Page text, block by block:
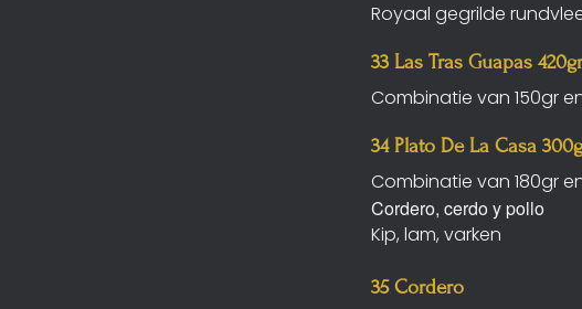
Royaal gegrilde
33 Las Tras Guapas 420gr
Combinatie van 150gr
34 Plato De La Casa
Combinatie van 180gr
Cordero, cerdo y pollo
Kip, lam, varken
35 Cordero